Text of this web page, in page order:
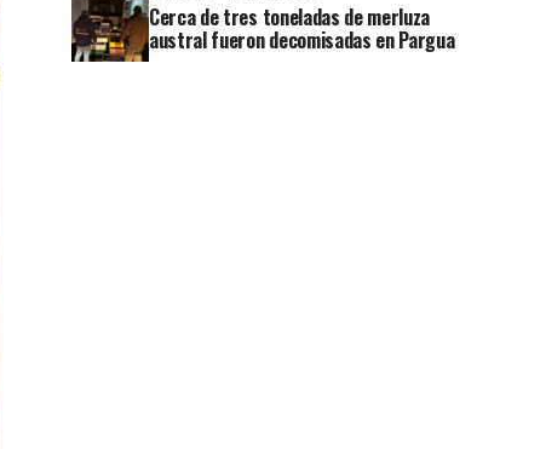
Cerca de tres toneladas de merluza
austral fueron decomisadas en Pargua